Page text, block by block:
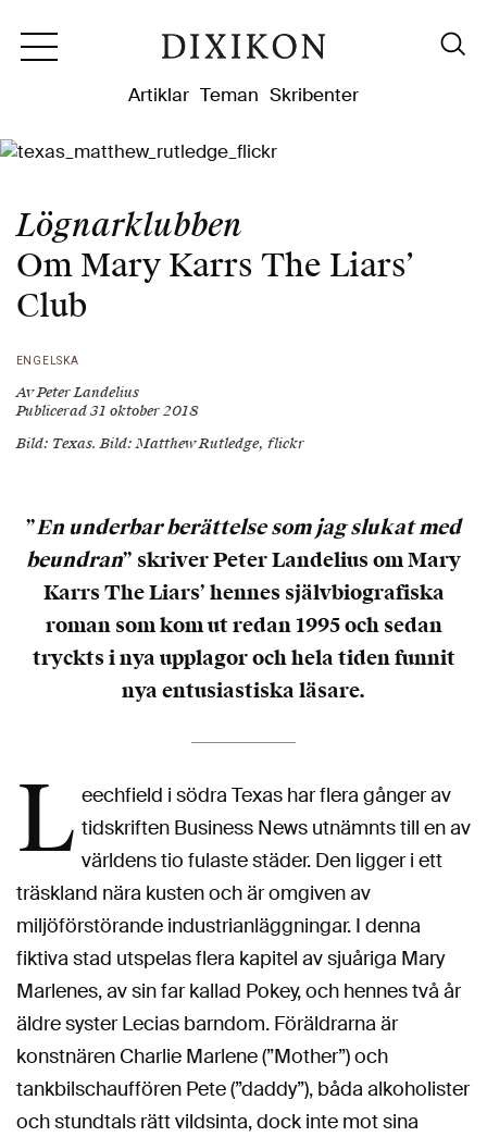
Artiklar Teman Skribenter
Lögnarklubben
Om Mary Karrs The Liars’
Club
ENGELSKA
Av Peter Landelius
Publicerad 31 oktober 2018
Bild: Texas. Bild: Matthew Rutledge, flickr
”En underbar berättelse som jag slukat med
beundran” skriver Peter Landelius om Mary
Karrs The Liars’ hennes självbiografiska
roman som kom ut redan 1995 och sedan
tryckts i nya upplagor och hela tiden funnit
nya entusiastiska läsare.
L eechfield i södra Texas har flera gånger av
tidskriften Business News utnämnts till en av
världens tio fulaste städer. Den ligger i ett
träskland nära kusten och är omgiven av
miljöförstörande industrianläggningar. I denna
fiktiva stad utspelas flera kapitel av sjuåriga Mary
Marlenes, av sin far kallad Pokey, och hennes två år
äldre syster Lecias barndom. Föräldrarna är
konstnären Charlie Marlene (”Mother”) och
tankbilschauffören Pete (”daddy”), båda alkoholister
och stundtals rätt vildsinta, dock inte mot sina